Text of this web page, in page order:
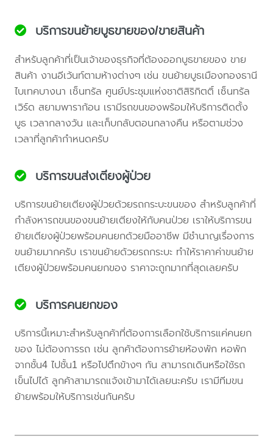
บริการขนย้ายบูธขายของ/ขายสินค้า
สำหรับลูกค้าที่เป็นเจ้าของธุรกิจที่ต้องออกบูธขายของ ขาย
สินค้า งานอีเว้นท์ตามห้างต่างๆ เช่น ขนย้ายบูธเมืองทองธานี
ไบเทคบางนา เซ็นทรัล ศูนย์ประชุมแห่งชาติสิริกิตติ์ เซ็นทรัล
เวิร์ด สยามพาราก้อน เรามีรถขนของพร้อมให้บริการติดตั้ง
บูธ เวลากลางวัน และเก็บกลับตอนกลางคืน หรือตามช่วง
เวลาที่ลูกค้ากำหนดครับ
บริการขนส่งเตียงผู้ป่วย
บริการขนย้ายเตียงผู้ป่วยด้วยรถกระบะขนของ สำหรับลูกค้าที่
กำลังหารถขนของขนย้ายเตียงให้กับคนป่วย เราให้บริการขน
ย้ายเตียงผู้ป่วยพร้อมคนยกด้วยมืออาชีพ มีชำนาญเรื่องการ
ขนย้ายมากครับ เราขนย้ายด้วยรถกระบะ ทำให้ราคาค่าขนย้าย
เตียงผู้ป่วยพร้อมคนยกของ ราคาจะถูกมากที่สุดเลยครับ
บริการคนยกของ
บริการนี้เหมาะสำหรับลูกค้าที่ต้องการเลือกใช้บริการแค่คนยก
ของ ไม่ต้องการรถ เช่น ลูกค้าต้องการย้ายห้องพัก หอพัก
จากชั้น4 ไปชั้น1 หรือไปตึกข้างๆ กัน สามารถเดินหรือใช้รถ
เข็นไปได้ ลูกค้าสามารถแจ้งเข้ามาได้เลยนะครับ เรามีทีมขน
ย้ายพร้อมให้บริการเช่นกันครับ